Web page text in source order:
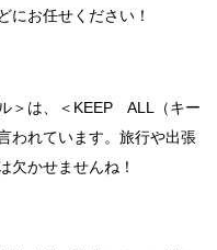
にお任せください！
＞は、＜KEEP ALL（キー
われています。旅行や出張
欠かせませんね！